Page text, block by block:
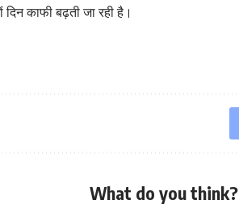
काफी बढ़ती जा रही है।
What do you think?